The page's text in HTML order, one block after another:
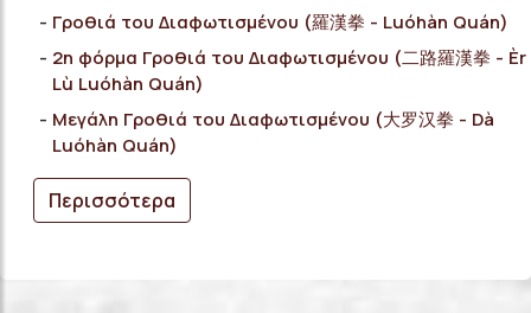
Γροθιά του Διαφωτισμένου (羅漢拳 - Luóhàn Quán)
2η φόρμα Γροθιά του Διαφωτισμένου (二路羅漢拳 - Èr
Lù Luóhàn Quán)
Μεγάλη Γροθιά του Διαφωτισμένου (大罗汉拳 - Dà
Luóhàn Quán)
Περισσότερα